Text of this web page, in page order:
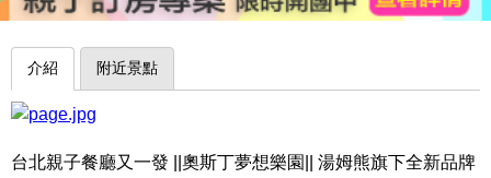
介紹 附近景點
台北親子餐廳又一發 ||奧斯丁夢想樂園|| 湯姆熊旗下全新品牌